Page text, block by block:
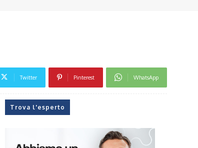
Twitter Pinterest WhatsApp
Trova l'esperto